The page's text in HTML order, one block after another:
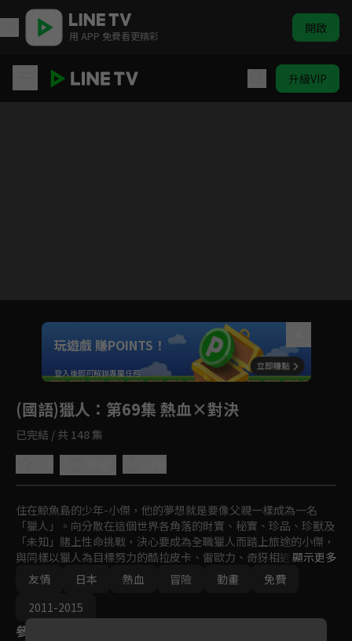
用 APP 免費看更精彩 開啟
升級VIP
Unmute
如有不便請見諒
玩遊戲 賺POINTS！
登入後即可解鎖專屬任務
(國語)獵人 ：第69集 熱血×對決
已完結 / 共 148 集
住在鯨魚島的少年-小傑，他的夢想就是要像父親一樣成為一名
「獵人」。向分散在這個世界各角落的財寶、秘寶、珍品、珍獸及
「未知」賭上性命挑戰，決心要成為全職獵人而踏上旅途的小傑，
與同樣以獵人為目標努力的酷拉皮卡、雷歐力、奇犽相遇。突破重
重難關，終於通過獵人考試，而小傑是否能夠成為一名優秀的獵
人！？異想天開、壯烈精彩的冒險即將展開！
顯示更多
友情
日本 熱血 冒險 動畫
免費
2011-2015
參與演員